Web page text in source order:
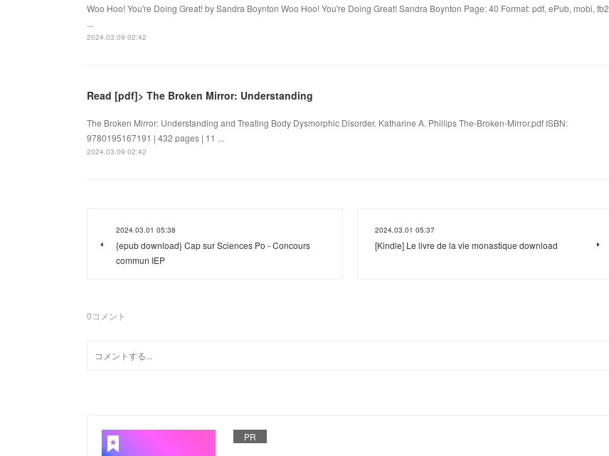
Woo Hoo! You're Doing Great! by Sandra Boynton Woo Hoo! You're Doing Great! Sandra Boynton Page: 40 Format: pdf, ePub, mobi, fb2
...
2024.03.09 02:42
Read [pdf]> The Broken Mirror: Understanding
The Broken Mirror: Understanding and Treating Body Dysmorphic Disorder. Katharine A. Phillips The-Broken-Mirror.pdf ISBN:
9780195167191 | 432 pages | 11 ...
2024.03.09 02:42
2024.03.01 05:38
{epub download} Cap sur Sciences Po - Concours
commun IEP
2024.03.01 05:37
[Kindle] Le livre de la vie monastique download
0コメント
PR